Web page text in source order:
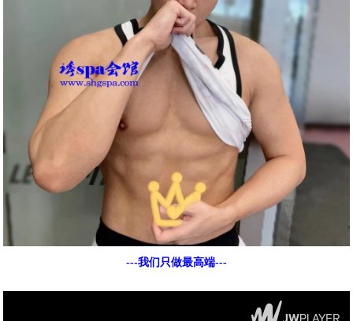
---我们只做最高端---